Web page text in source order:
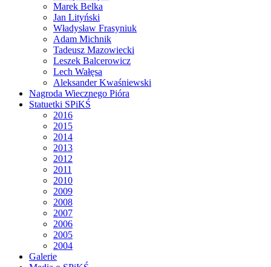
Marek Belka
Jan Lityński
Władysław Frasyniuk
Adam Michnik
Tadeusz Mazowiecki
Leszek Balcerowicz
Lech Wałęsa
Aleksander Kwaśniewski
Nagroda Wiecznego Pióra
Statuetki SPiKŚ
2016
2015
2014
2013
2012
2011
2010
2009
2008
2007
2006
2005
2004
Galerie